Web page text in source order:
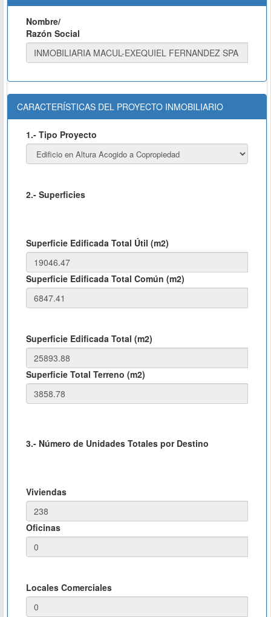
Nombre/
Razón Social
CARACTERÍSTICAS DEL PROYECTO INMOBILIARIO
1.- Tipo Proyecto
2.- Superficies
Superficie Edificada Total Útil (m2)
Superficie Edificada Total Común (m2)
Superficie Edificada Total (m2)
Superficie Total Terreno (m2)
3.- Número de Unidades Totales por Destino
Viviendas
Oficinas
Locales Comerciales